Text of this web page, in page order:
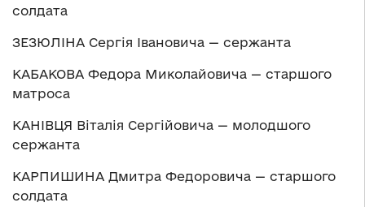
солдата
ЗЕЗЮЛІНА Сергія Івановича — сержанта
КАБАКОВА Федора Миколайовича — старшого
матроса
КАНІВЦЯ Віталія Сергійовича — молодшого
сержанта
КАРПИШИНА Дмитра Федоровича — старшого
солдата